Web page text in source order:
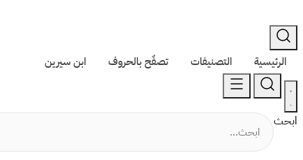
الرئيسية التصنيفات تصفّح بالحروف ابن سيرين
ابحث